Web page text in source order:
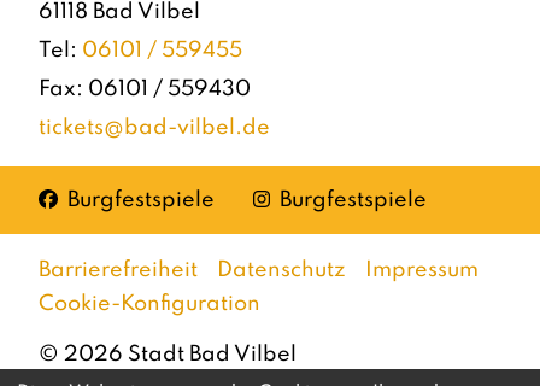
61118 Bad Vilbel
Tel: 06101 / 559455
Fax: 06101 / 559430
tickets@bad-vilbel.de
Facebook
Burgfestspiele Instagram
Burgfestspiele
© 2026 Stadt Bad Vilbel
Barrierefreiheit Datenschutz
Impressum
Cookie-Konfiguration